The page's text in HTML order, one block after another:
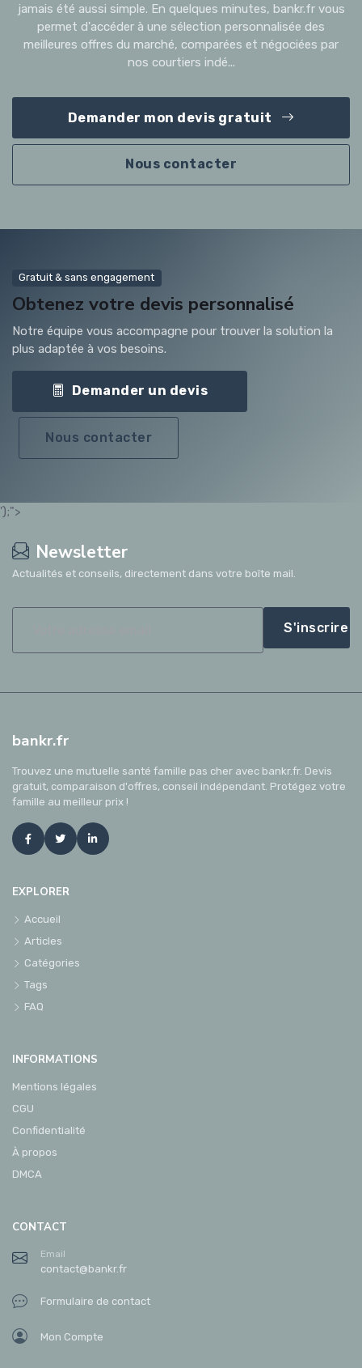
jamais été aussi simple. En quelques minutes, bankr.fr vous
permet d'accéder à une sélection personnalisée des
meilleures offres du marché, comparées et négociées par
nos courtiers indé...
Demander mon devis gratuit
Nous contacter
Gratuit & sans engagement
Obtenez votre devis personnalisé
Notre équipe vous accompagne pour trouver la solution la
plus adaptée à vos besoins.
Demander un devis
Nous contacter
');">
Newsletter
Actualités et conseils, directement dans votre boîte mail.
S'inscrire
bankr.fr
Trouvez une mutuelle santé famille pas cher avec bankr.fr. Devis
gratuit, comparaison d'offres, conseil indépendant. Protégez votre
famille au meilleur prix !
EXPLORER
Accueil
Articles
Catégories
Tags
FAQ
INFORMATIONS
Mentions légales
CGU
Confidentialité
À propos
DMCA
CONTACT
Email
contact@bankr.fr
Formulaire de contact
Mon Compte